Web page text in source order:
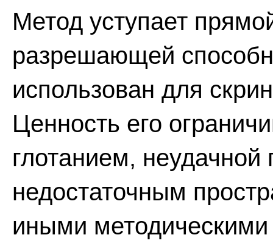
Метод уступает
разрешающей
использован для
Ценность его
глотанием, неудачной
недостаточным
иными методическими